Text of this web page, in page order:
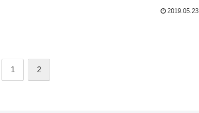
2019.05.23
1 2